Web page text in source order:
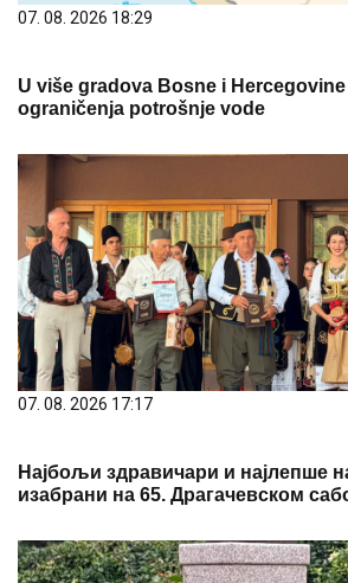
07. 08. 2026 18:29
U više gradova Bosne i
ograničenja potrošnje vode
07. 08. 2026 17:17
Најбољи здравичари и најлепше
изабрани на 65. Драгачевском